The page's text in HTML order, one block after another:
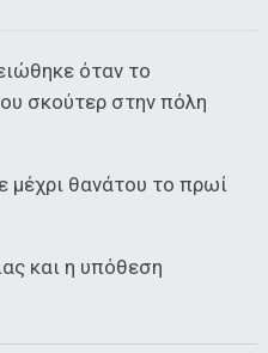
όταν το
σκούτερ στην πόλη
μέχρι θανάτου το πρωί
και η υπόθεση